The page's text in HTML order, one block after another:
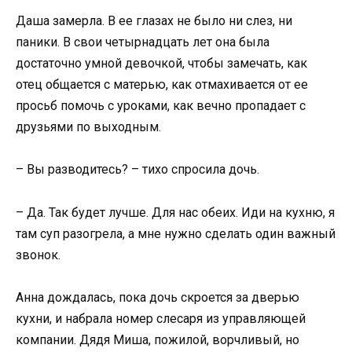
Даша замерла. В ее глазах не было ни слез, ни
паники. В свои четырнадцать лет она была
достаточно умной девочкой, чтобы замечать, как
отец общается с матерью, как отмахивается от ее
просьб помочь с уроками, как вечно пропадает с
друзьями по выходным.
– Вы разводитесь? – тихо спросила дочь.
– Да. Так будет лучше. Для нас обеих. Иди на кухню, я
там суп разогрела, а мне нужно сделать один важный
звонок.
Анна дождалась, пока дочь скроется за дверью
кухни, и набрала номер слесаря из управляющей
компании. Дядя Миша, пожилой, ворчливый, но